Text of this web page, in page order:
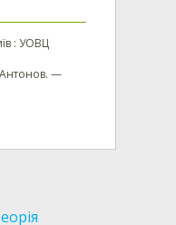
: УОВЦ
Антонов. —